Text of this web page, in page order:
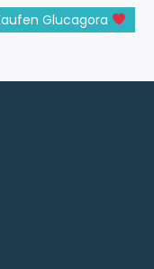
Glucagora